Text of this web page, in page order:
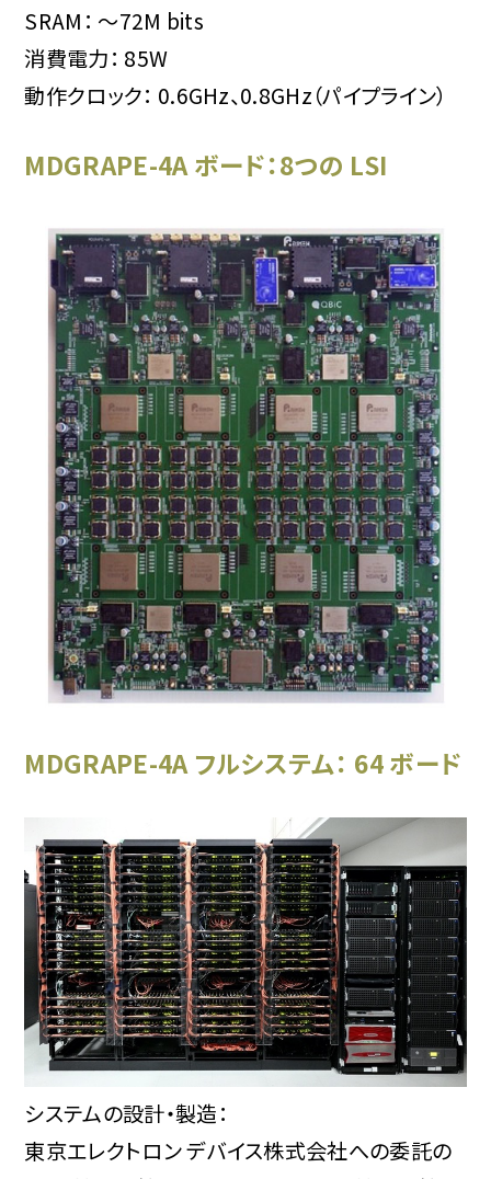
SRAM： ～72M bits
消費電力： 85W
動作クロック： 0.6GHz、0.8GHz（パイプライン）
MDGRAPE-4A ボード：8つの LSI
MDGRAPE-4A フルシステム： 64 ボード
システムの設計・製造：
東京エレクトロン デバイス株式会社への委託の